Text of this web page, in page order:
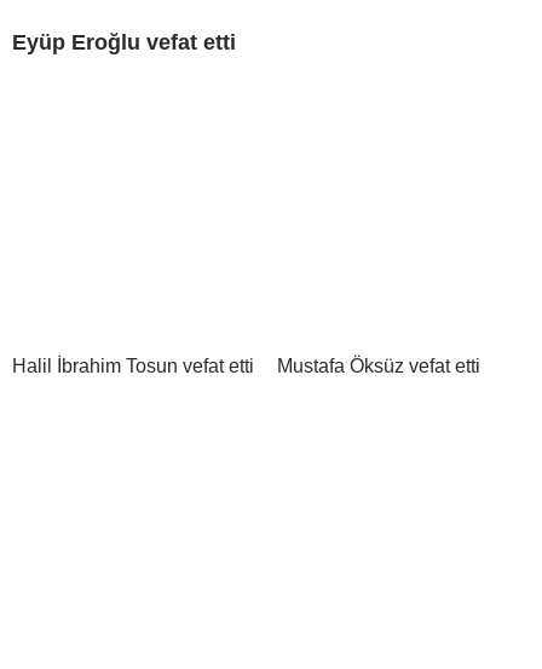
Eyüp Eroğlu vefat etti
Halil İbrahim Tosun vefat etti Mustafa Öksüz vefat etti